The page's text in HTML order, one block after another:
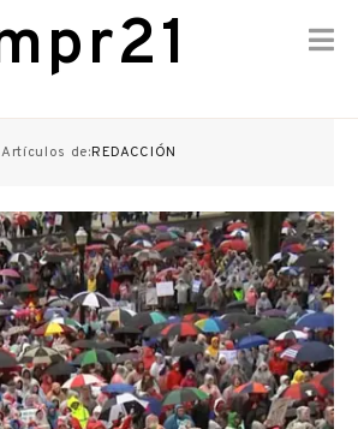
Artículos de:REDACCIÓN